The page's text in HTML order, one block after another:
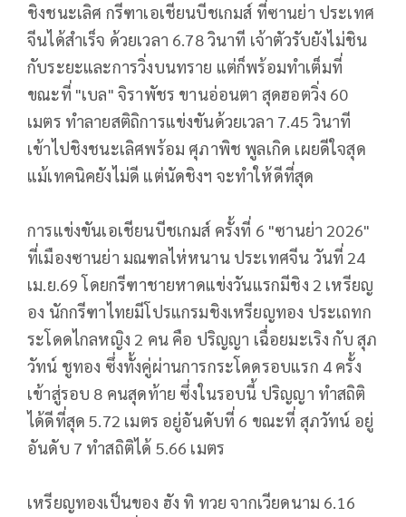
ชิงชนะเลิศ กรีฑาเอเชียนบีชเกมส์ ที่ซานย่า ประเทศ
จีนได้สำเร็จ ด้วยเวลา 6.78 วินาที เจ้าตัวรับยังไม่ชิน
กับระยะและการวิ่งบนทราย แต่ก็พร้อมทำเต็มที่
ขณะที่ "เบล" จิราพัชร ขานอ่อนตา สุดฮอตวิ่ง 60
เมตร ทำลายสติถิการแข่งขันด้วยเวลา 7.45 วินาที
เข้าไปชิงชนะเลิศพร้อม ศุภาพิช พูลเกิด เผยดีใจสุด
แม้เทคนิคยังไม่ดี แต่นัดชิงฯ จะทำให้ดีที่สุด
การแข่งขันเอเชียนบีชเกมส์ ครั้งที่ 6 "ซานย่า 2026"
ที่เมืองซานย่า มณฑลไห่หนาน ประเทศจีน วันที่ 24
เม.ย.69 โดยกรีฑาชายหาดแข่งวันแรกมีชิง 2 เหรียญ
อง นักกรีฑาไทยมีโปรแกรมชิงเหรียญทอง ประเถทก
ระโดดไกลหญิง 2 คน คือ ปริญญา เฉื่อยมะเริง กับ สุภ
วัทน์ ชูทอง ซึ่งทั้งคู่ผ่านการกระโดดรอบแรก 4 ครั้ง
เข้าสู่รอบ 8 คนสุดท้าย ซึ่งในรอบนี้ ปริญญา ทำสถิติ
ได้ดีที่สุด 5.72 เมตร อยู่อันดับที่ 6 ขณะที่ สุภวัทน์ อยู่
อันดับ 7 ทำสถิติได้ 5.66 เมตร
เหรียญทองเป็นของ ฮัง ทิ ทวย จากเวียดนาม 6.16